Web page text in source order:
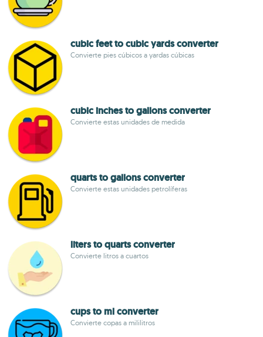
cubic feet to cubic yards converter
Convierte pies cúbicos a yardas cúbicas
cubic inches to gallons converter
Convierte estas unidades de medida
quarts to gallons converter
Convierte estas unidades petrolíferas
liters to quarts converter
Convierte litros a cuartos
cups to ml converter
Convierte copas a mililitros